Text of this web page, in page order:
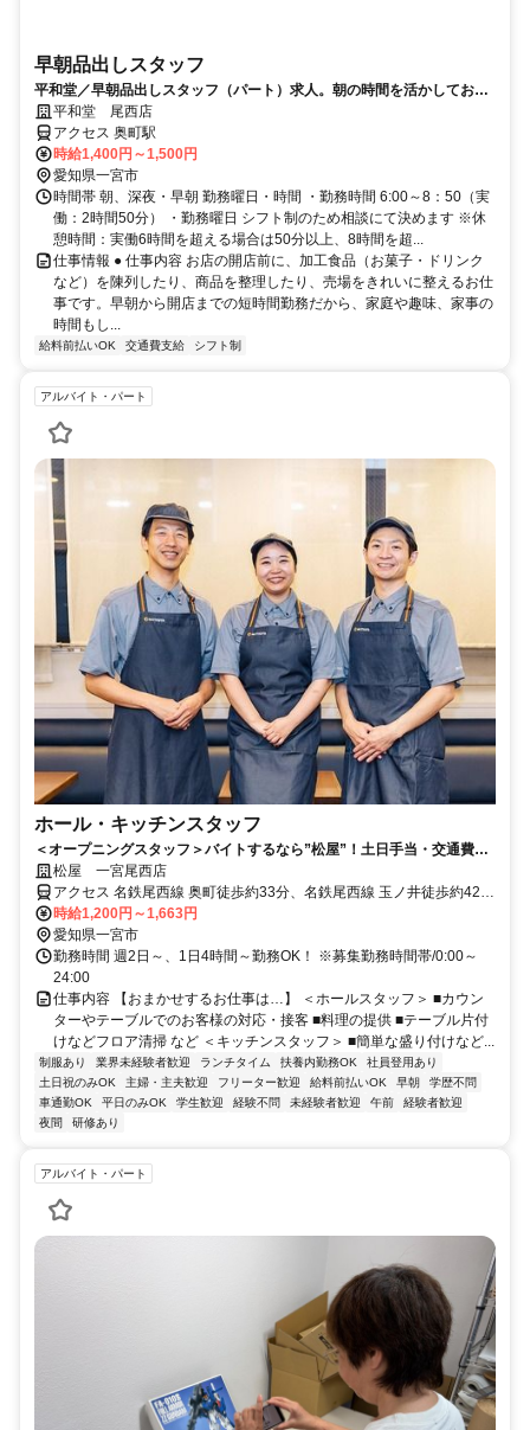
早朝品出しスタッフ
平和堂／早朝品出しスタッフ（パート）求人。朝の時間を活かしてお仕
事しませんか？
平和堂 尾西店
アクセス 奥町駅
時給1,400円～1,500円
愛知県一宮市
時間帯 朝、深夜・早朝 勤務曜日・時間 ・勤務時間 6:00～8：50（実
働：2時間50分） ・勤務曜日 シフト制のため相談にて決めます ※休
憩時間：実働6時間を超える場合は50分以上、8時間を超...
仕事情報 ● 仕事内容 お店の開店前に、加工食品（お菓子・ドリンク
など）を陳列したり、商品を整理したり、売場をきれいに整えるお仕
事です。早朝から開店までの短時間勤務だから、家庭や趣味、家事の
時間もし...
給料前払いOK 交通費支給 シフト制
アルバイト・パート
ホール・キッチンスタッフ
＜オープニングスタッフ＞バイトするなら”松屋”！土日手当・交通費・
まかない・社保完備など待遇充実♪＜8月8日オープン予定＞
松屋 一宮尾西店
アクセス 名鉄尾西線 奥町徒歩約33分、名鉄尾西線 玉ノ井徒歩約42
分、名鉄尾西線 開明徒歩約46分 名鉄尾西線「奥町駅」より徒歩40分
時給1,200円～1,663円
愛知県一宮市
勤務時間 週2日～、1日4時間～勤務OK！ ※募集勤務時間帯/0:00～
24:00
仕事内容 【おまかせするお仕事は…】 ＜ホールスタッフ＞ ■カウン
ターやテーブルでのお客様の対応・接客 ■料理の提供 ■テーブル片付
けなどフロア清掃 など ＜キッチンスタッフ＞ ■簡単な盛り付けなど...
制服あり 業界未経験者歓迎 ランチタイム 扶養内勤務OK
社員登用あり
土日祝のみOK
主婦・主夫歓迎 フリーター歓迎 給料前払いOK 早朝
学歴不問
車通勤OK
平日のみOK 学生歓迎 経験不問 未経験者歓迎 午前
経験者歓迎
夜間
研修あり
アルバイト・パート